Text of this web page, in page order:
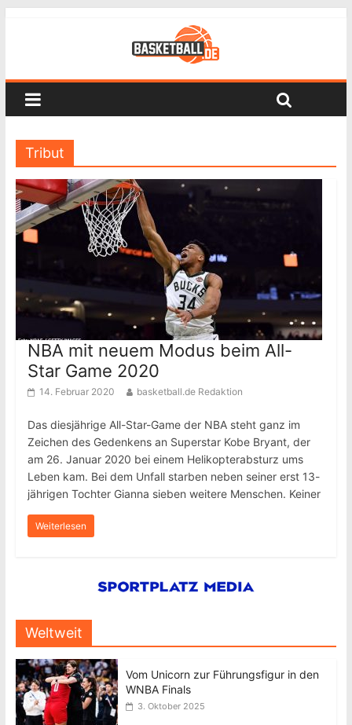
Tribut
NBA mit neuem Modus beim All-
Star Game 2020
14. Februar 2020 basketball.de Redaktion
Das diesjährige All-Star-Game der NBA steht ganz im
Zeichen des Gedenkens an Superstar Kobe Bryant, der
am 26. Januar 2020 bei einem Helikopterabsturz ums
Leben kam. Bei dem Unfall starben neben seiner erst 13-
jährigen Tochter Gianna sieben weitere Menschen. Keiner
Weiterlesen
Weltweit
Vom Unicorn zur Führungsfigur in den
WNBA Finals
3. Oktober 2025